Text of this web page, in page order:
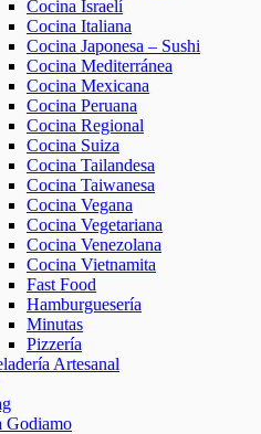
Cocina Israelí
Cocina Italiana
Cocina Japonesa – Sushi
Cocina Mediterránea
Cocina Mexicana
Cocina Peruana
Cocina Regional
Cocina Suiza
Cocina Tailandesa
Cocina Taiwanesa
Cocina Vegana
Cocina Vegetariana
Cocina Venezolana
Cocina Vietnamita
Fast Food
Hamburguesería
Minutas
Pizzería
Artesanal
Godiamo